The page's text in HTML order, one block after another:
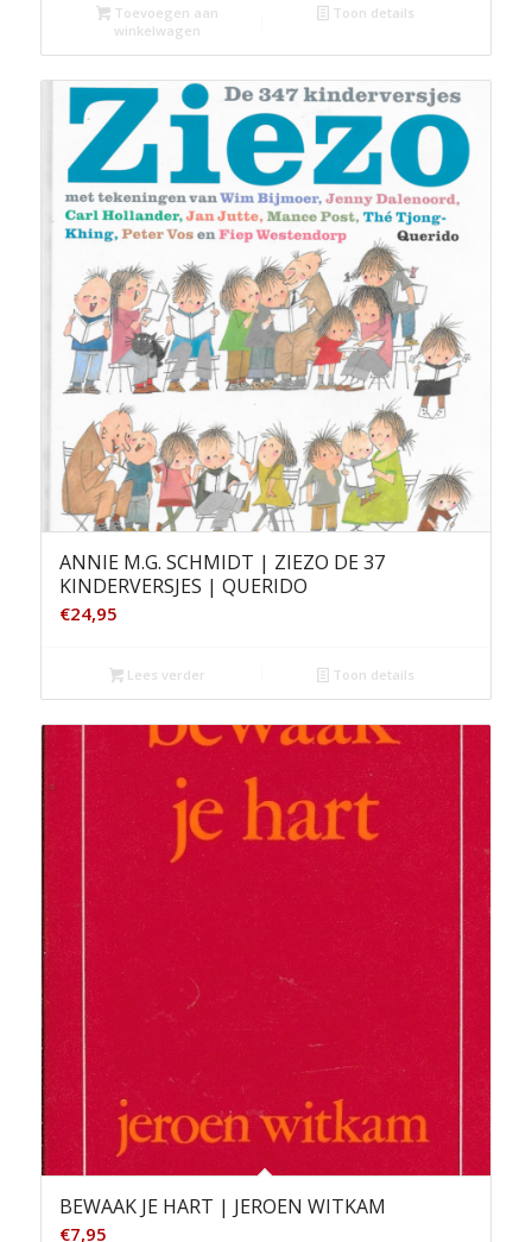
Toevoegen aan
winkelwagen
Toon details
ANNIE M.G. SCHMIDT | ZIEZO DE 37
KINDERVERSJES | QUERIDO
€24,95
Lees verder Toon details
BEWAAK JE HART | JEROEN WITKAM
€7,95